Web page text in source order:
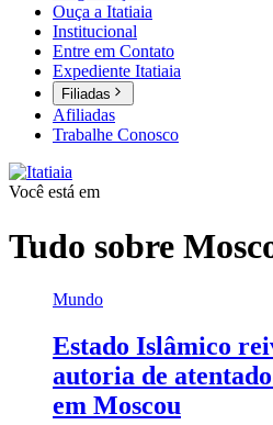
Ouça a Itatiaia
Institucional
Entre em Contato
Expediente Itatiaia
Filiadas
Afiliadas
Trabalhe Conosco
Você está em
Tudo sobre
Mundo
Estado Islâmico
autoria de
em Moscou